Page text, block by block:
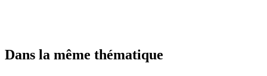
Dans la même thématique